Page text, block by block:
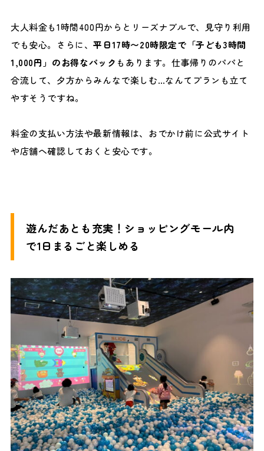
大人料金も1時間400円からとリーズナブルで、見守り利用
でも安心。さらに、平日17時〜20時限定で「子ども3時間
1,000円」のお得なパック もあります。仕事帰りのパパと
合流して、夕方からみんなで楽しむ…なんてプランも立て
やすそうですね。
料金の支払い方法や最新情報は、おでかけ前に公式サイト
や店舗へ確認しておくと安心です。
遊んだあとも充実！ショッピングモール内
で1日まるごと楽しめる